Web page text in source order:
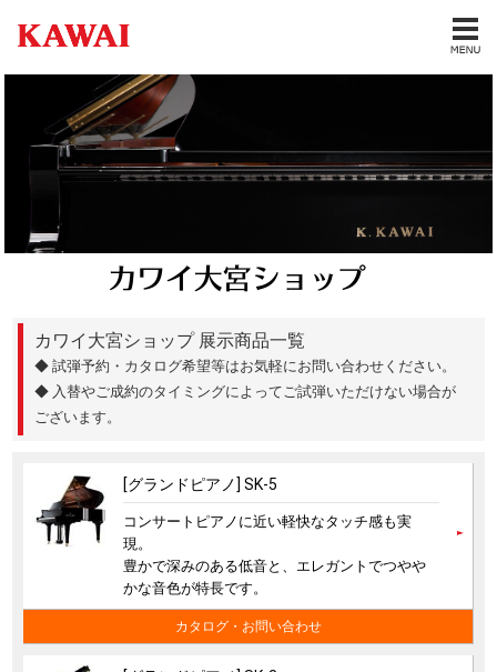
カワイ大宮ショップ 展示商品一覧
◆ 試弾予約・カタログ希望等はお気軽にお問い合わせください。
◆ 入替やご成約のタイミングによってご試弾いただけない場合が
ございます。
[グランドピアノ] SK-5
コンサートピアノに近い軽快なタッチ感も実
現。
豊かで深みのある低音と、エレガントでつやや
かな音色が特長です。
カタログ・お問い合わせ